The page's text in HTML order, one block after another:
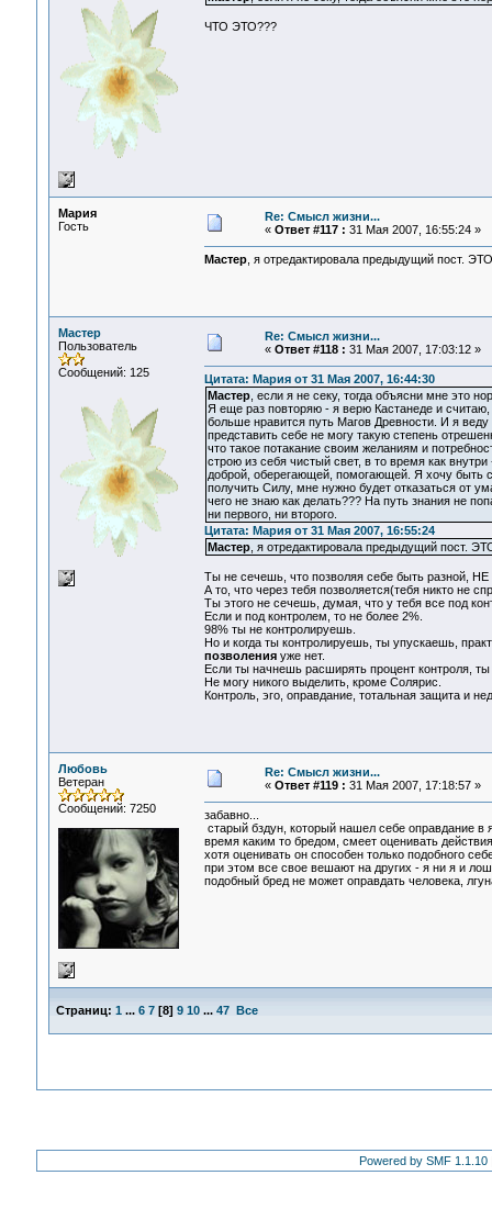
ЧТО ЭТО???
Мария
Гость
Re: Смысл жизни...
« Ответ #117 : 31 Мая 2007, 16:55:24 »
Мастер, я отредактировала предыдущий пост. ЭТО
Мастер
Пользователь
Сообщений: 125
Re: Смысл жизни...
« Ответ #118 : 31 Мая 2007, 17:03:12 »
Цитата: Мария от 31 Мая 2007, 16:44:30
Мастер, если я не секу, тогда объясни мне это
Я еще раз повторяю - я верю Кастанеде и считаю,
больше нравится путь Магов Древности. И я
представить себе не могу такую степень
что такое потакание своим желаниям и
строю из себя чистый свет, в то время как
доброй, оберегающей, помогающей. Я хочу быть
получить Силу, мне нужно будет отказаться от
чего не знаю как делать??? На путь знания не
ни первого, ни второго.
Цитата: Мария от 31 Мая 2007, 16:55:24
Мастер, я отредактировала предыдущий пост.
Ты не сечешь, что позволяя себе быть разной,
А то, что через тебя позволяется(тебя никто не
Ты этого не сечешь, думая, что у тебя все под
Если и под контролем, то не более 2%.
98% ты не контролируешь.
Но и когда ты контролируешь, ты упускаешь,
позволенияуже нет.
Если ты начнешь расширять процент контроля,
Не могу никого выделить, кроме Солярис.
Контроль, эго, оправдание, тотальная защита и
Любовь
Ветеран
Сообщений: 7250
Re: Смысл жизни...
« Ответ #119 : 31 Мая 2007, 17:18:57 »
забавно...
старый бздун, который нашел себе оправдание в
время каким то бредом, смеет оценивать
хотя оценивать он способен только подобного
при этом все свое вешают на других - я ни я и
подобный бред не может оправдать человека,
Страниц: 1 ... 6 7[8] 9 10 ... 47 Все
Powered by SMF 1.1.10